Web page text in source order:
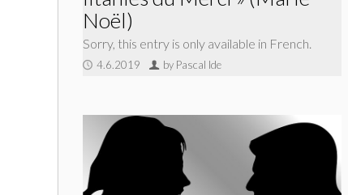
Noël)
Sorry, this entry is only available in French.
4.6.2019 by Pascal Ide